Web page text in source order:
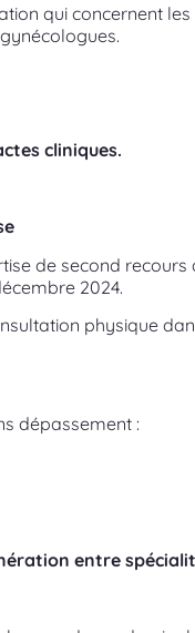
qui concernent
cliniques.
de second
2024.
physique
dépassement :
entre